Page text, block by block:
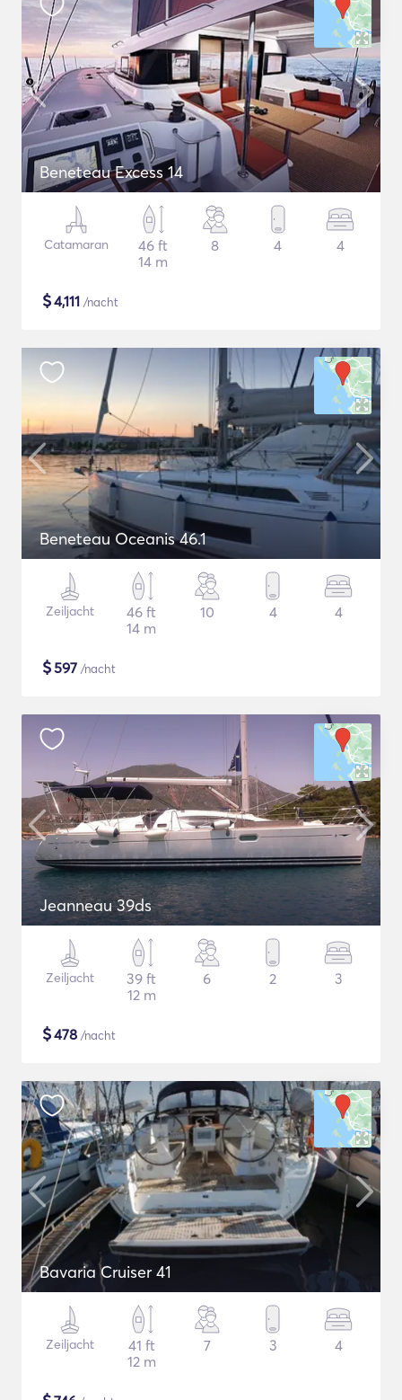
Beneteau Excess 14
Catamaran
46 ft
14 m
8 4 4
$4,111 /nacht
Beneteau Oceanis 46.1
Zeiljacht
46 ft
14 m
10 4 4
$597 /nacht
Jeanneau 39ds
Zeiljacht
39 ft
12 m
6 2 3
$478 /nacht
Bavaria Cruiser 41
Zeiljacht
41 ft
12 m
7 3 4